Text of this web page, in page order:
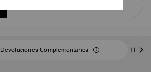
Devoluciones Complementarios